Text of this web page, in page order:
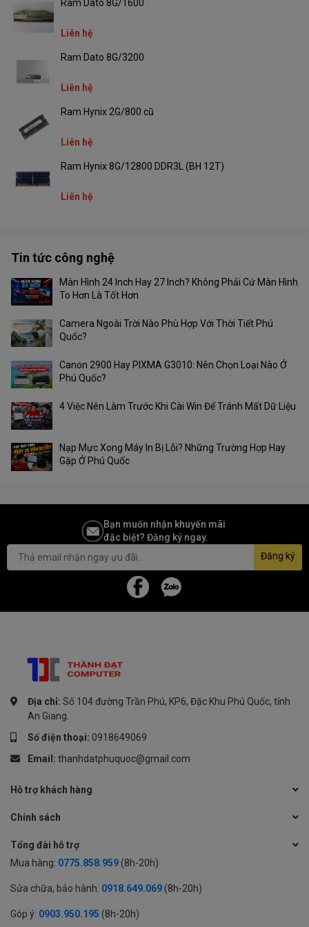
Ram Dato 8G/1600
Liên hệ
Ram Dato 8G/3200
Liên hệ
Ram Hynix 2G/800 cũ
Liên hệ
Ram Hynix 8G/12800 DDR3L (BH 12T)
Liên hệ
Tin tức công nghệ
Màn Hình 24 Inch Hay 27 Inch? Không Phải Cứ Màn Hình
To Hơn Là Tốt Hơn
Camera Ngoài Trời Nào Phù Hợp Với Thời Tiết Phú
Quốc?
Canon 2900 Hay PIXMA G3010: Nên Chọn Loại Nào Ở
Phú Quốc?
4 Việc Nên Làm Trước Khi Cài Win Để Tránh Mất Dữ Liệu
Nạp Mực Xong Máy In Bị Lỗi? Những Trường Hợp Hay
Gặp Ở Phú Quốc
Bạn muốn nhận khuyến mãi
đặc biệt? Đăng ký ngay.
Đăng ký
Địa chỉ: Số 104 đường Trần Phú, KP6, Đặc Khu Phú Quốc, tỉnh
An Giang.
Số điện thoại: 0918649069
Email: thanhdatphuquoc@gmail.com
Hỗ trợ khách hàng
Chính sách
Tổng đài hỗ trợ
Mua hàng: 0775.858.959 (8h-20h)
Sửa chữa, bảo hành: 0918.649.069 (8h-20h)
Góp ý: 0903.950.195 (8h-20h)